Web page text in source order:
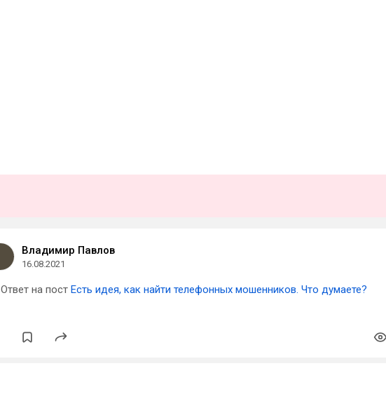
Владимир Павлов
16.08.2021
Ответ на пост Есть идея, как найти телефонных мошенников. Что думаете?